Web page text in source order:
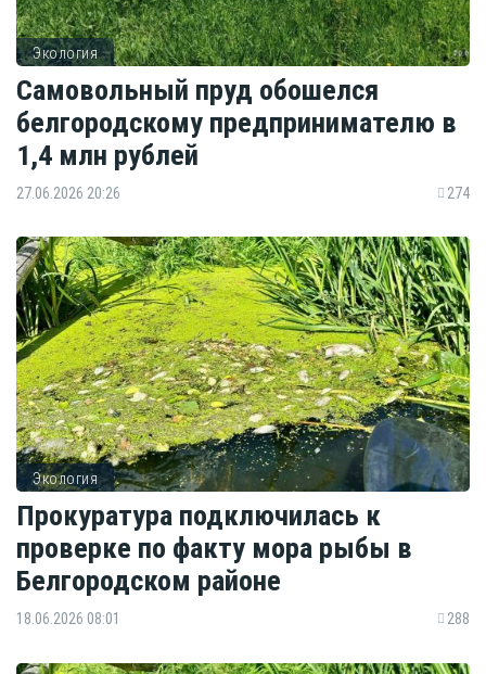
Экология
Самовольный пруд обошелся
белгородскому предпринимателю в
1,4 млн рублей
27.06.2026 20:26 274
Экология
Прокуратура подключилась к
проверке по факту мора рыбы в
Белгородском районе
18.06.2026 08:01 288